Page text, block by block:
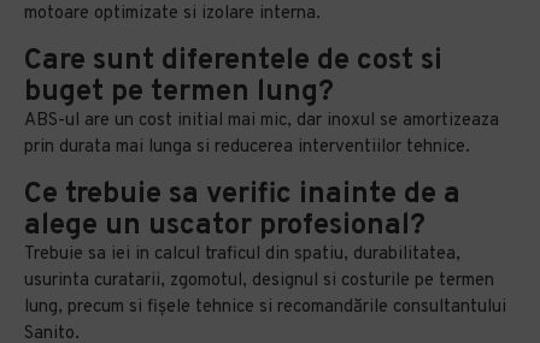
motoare optimizate si izolare interna.
Care sunt diferentele de cost si
buget pe termen lung?
ABS-ul are un cost initial mai mic, dar inoxul se amortizeaza
prin durata mai lunga si reducerea interventiilor tehnice.
Ce trebuie sa verific inainte de a
alege un uscator profesional?
Trebuie sa iei in calcul traficul din spatiu, durabilitatea,
usurinta curatarii, zgomotul, designul si costurile pe termen
lung, precum si fișele tehnice si recomandările consultantului
Sanito.